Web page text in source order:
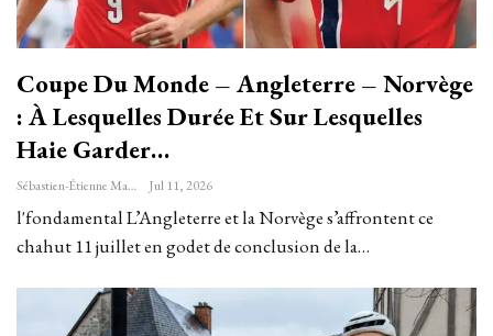
Coupe Du Monde – Angleterre – Norvège
: À Lesquelles Durée Et Sur Lesquelles
Haie Garder…
Sébastien-Étienne Marechal Jul 11, 2026
l'fondamental L’Angleterre et la Norvège s’affrontent ce
chahut 11 juillet en godet de conclusion de la…